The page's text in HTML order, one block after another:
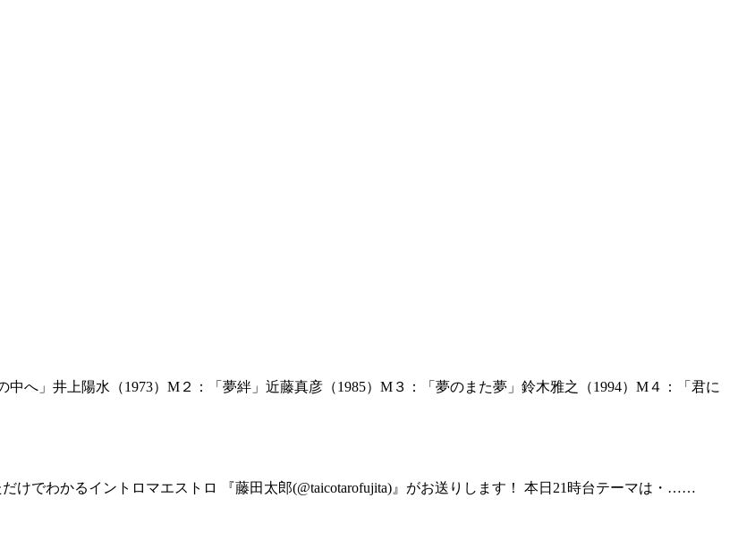
へ」井上陽水（1973）M２：「夢絆」近藤真彦（1985）M３：「夢のまた夢」鈴木雅之（1994）M４：「君に
けでわかるイントロマエストロ 『藤田太郎(@taicotarofujita)』がお送りします！ 本日21時台テーマは・……